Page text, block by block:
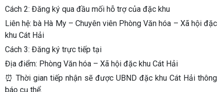
Cách 2: Đăng ký qua đầu mối hỗ trợ của đặc khu
Liên hệ:bà Hà My – Chuyên viên Phòng Văn hóa – Xã hội đặc
khu Cát Hải
Cách 3: Đăng ký trực tiếp tại
Địa điểm: Phòng Văn hóa – Xã hội đặc khu Cát Hải
⏰ Thời gian tiếp nhận sẽ được UBND đặc khu Cát Hải thông
báo cụ thể.